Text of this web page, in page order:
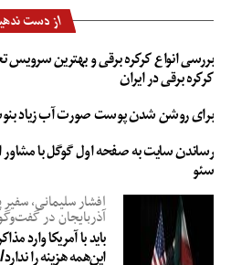
از دست
بررسی انواع کرکره برقی و بهترین سرویس
کرکره برقی در ایران
برای روشن شدن پوست صورت آب زیاد
رساندن سایت به صفحه اول گوگل با
سئو
افشار سلیمانی،
آذربایجان در
باید با آمریکا وارد
این‌همه هزینه را